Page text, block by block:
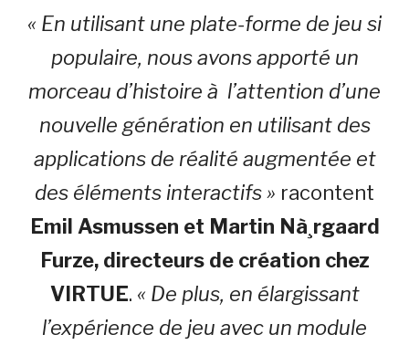
« En utilisant une plate-forme de jeu si
populaire, nous avons apporté un
morceau d’histoire à l’attention d’une
nouvelle génération en utilisant des
applications de réalité augmentée et
des éléments interactifs » racontent
Emil Asmussen et Martin Nà¸rgaard
Furze, directeurs de création chez
VIRTUE. « De plus, en élargissant
l’expérience de jeu avec un module